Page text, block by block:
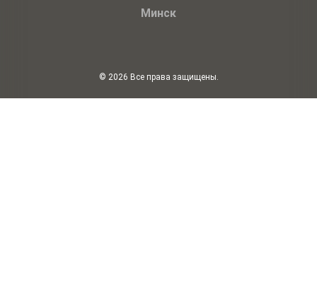
Минск
© 2026 Все права защищены.